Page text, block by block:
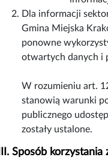
Dla informacji
Gmina Miejska
ponowne
otwartych danych i
W rozumieniu art.
stanowią warunki
publicznego
zostały ustalone.
III. Sposób